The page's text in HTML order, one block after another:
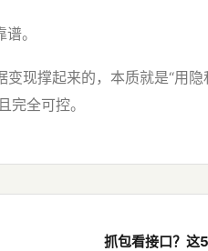
。
现撑起来的，本质就是“用隐
全可控。
抓包看接口？这